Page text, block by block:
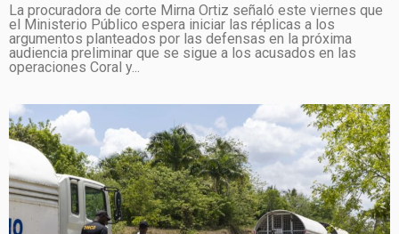
La procuradora de corte Mirna Ortiz señaló este viernes que
el Ministerio Público espera iniciar las réplicas a los
argumentos planteados por las defensas en la próxima
audiencia preliminar que se sigue a los acusados en las
operaciones Coral y...